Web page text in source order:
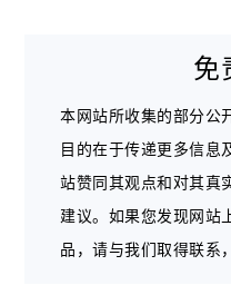
免
本网站所收集的部分公
目的在于传递更多信息
站赞同其观点和对其真
建议。如果您发现网站
品，请与我们取得联系